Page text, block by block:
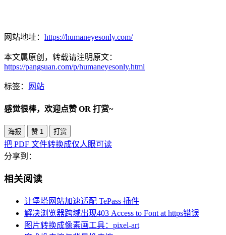
网站地址： https://humaneyesonly.com/
本文属原创，转载请注明原文：
https://pangsuan.com/p/humaneyesonly.html
标签： 网站
感觉很棒，欢迎点赞 OR 打赏~
海报 赞 1 打赏
把 PDF 文件转换成仅人眼可读
分享到：
相关阅读
让堡塔网站加速适配 TePass 插件
解决浏览器跨域出现403 Access to Font at https错误
图片转换成像素画工具：pixel-art